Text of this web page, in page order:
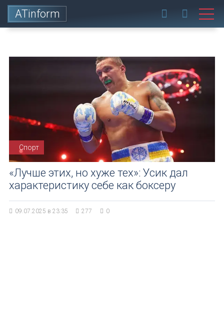
ATinform
Спорт
«Лучше этих, но хуже тех»: Усик дал
характеристику себе как боксеру
09.07.2025 в 23:35 277 0